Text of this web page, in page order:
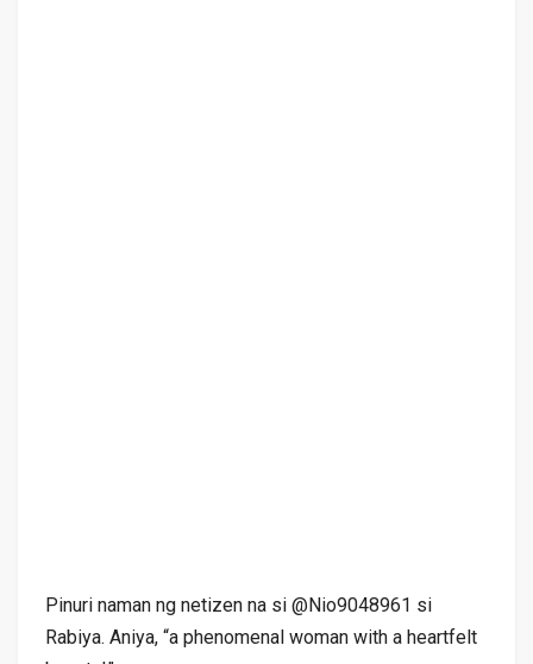
Pinuri naman ng netizen na si @Nio9048961 si
Rabiya. Aniya, “a phenomenal woman with a heartfelt